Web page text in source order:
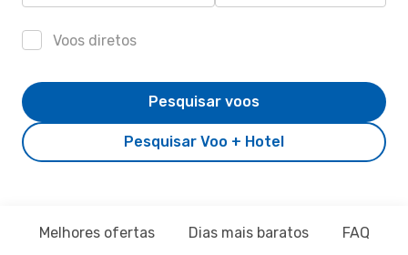
Voos diretos
Pesquisar Voo + Hotel
Pesquisar voos
Melhores ofertas Dias mais baratos FAQ